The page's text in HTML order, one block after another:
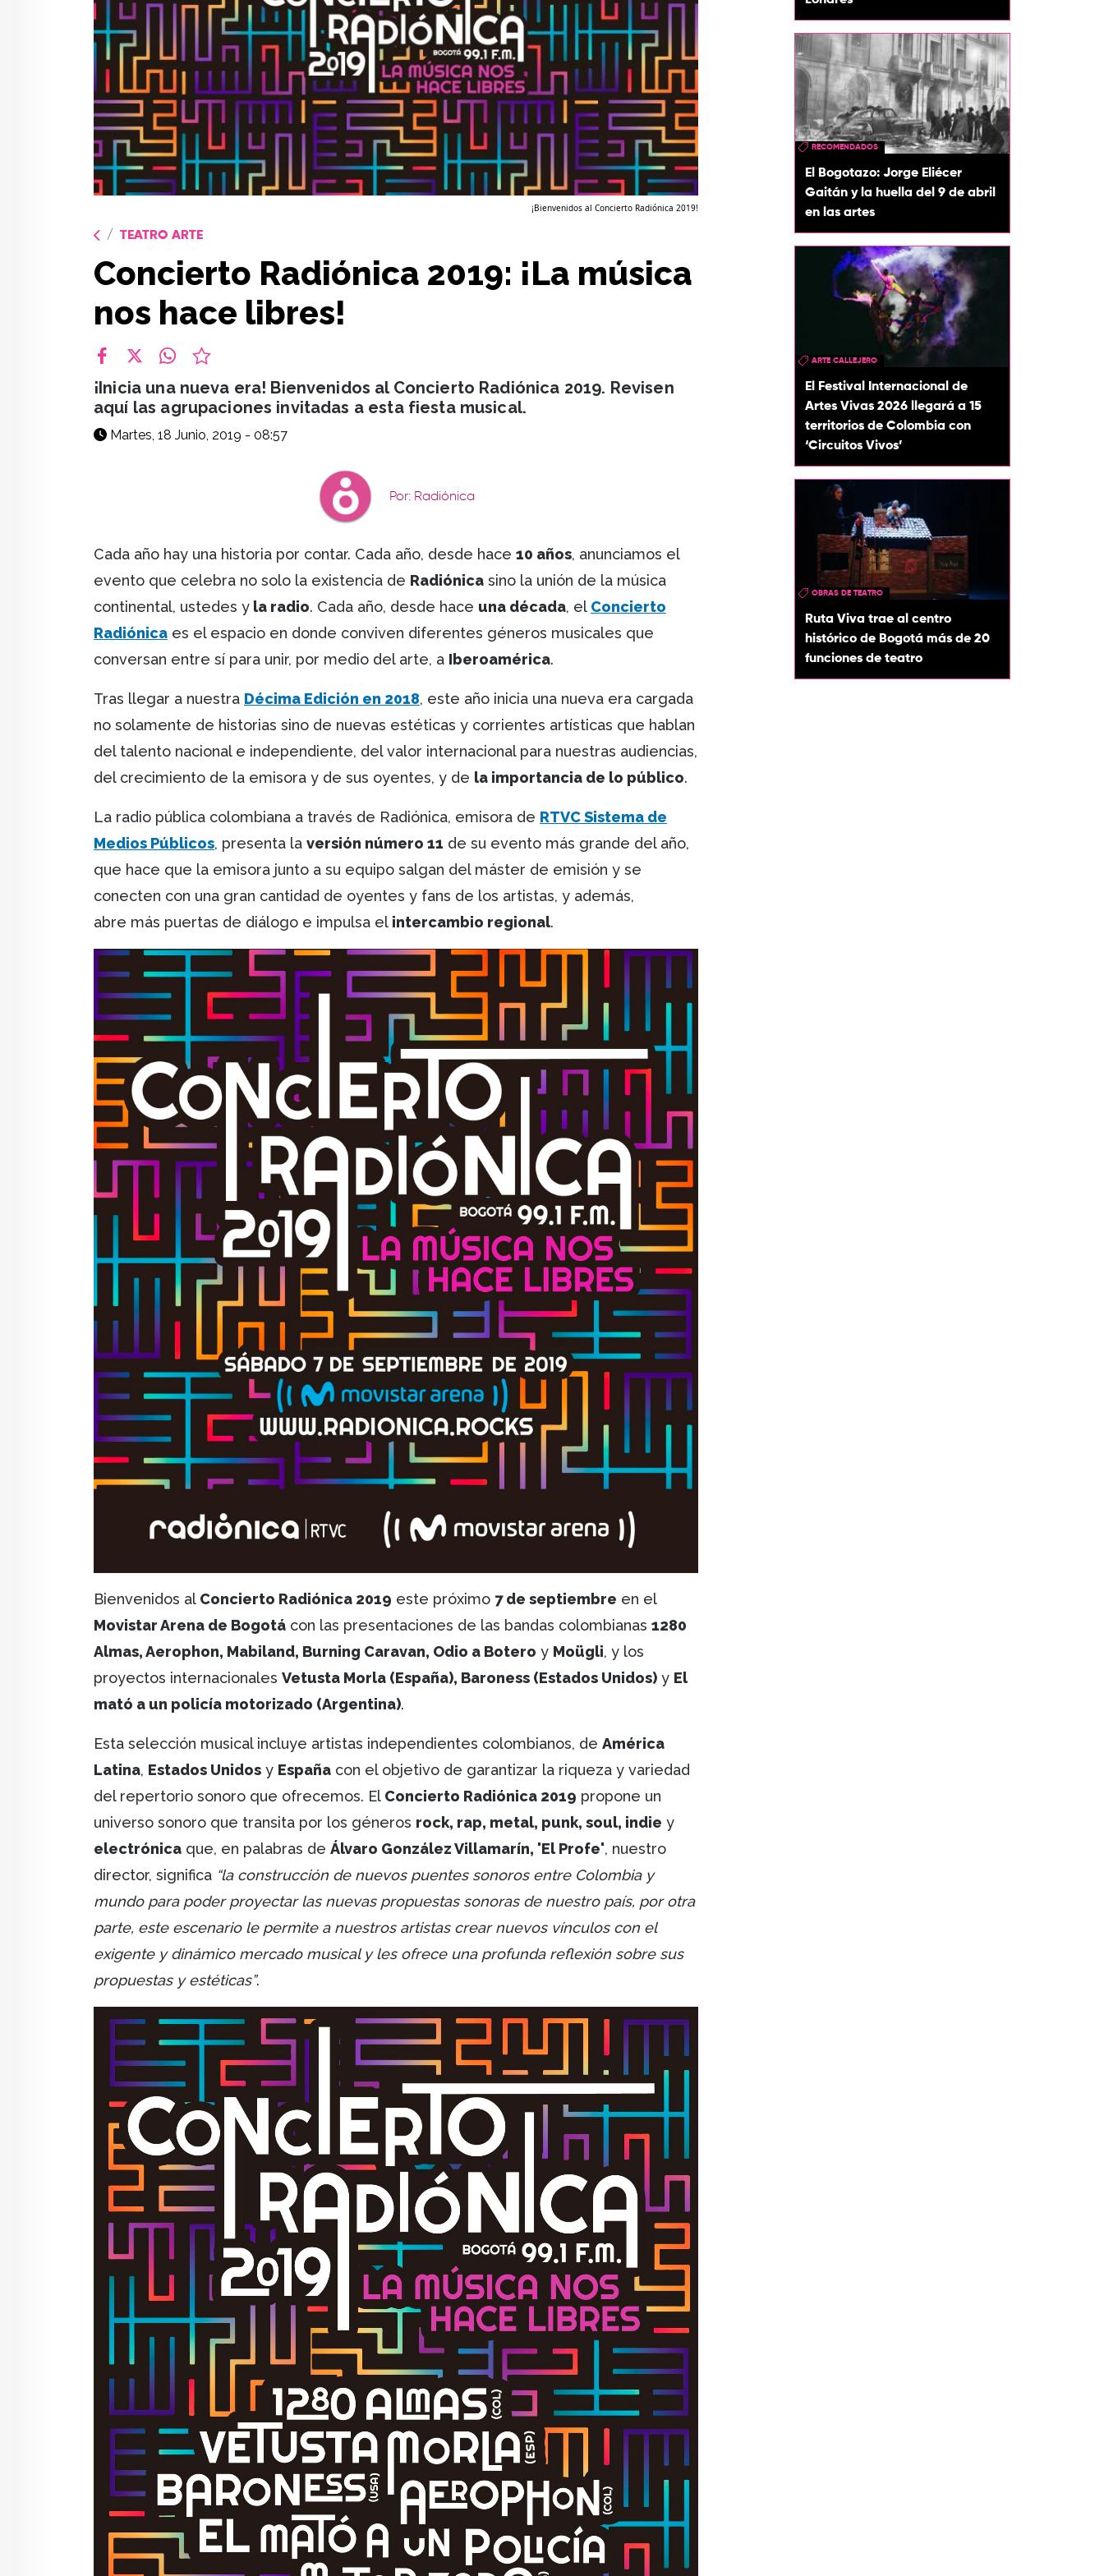
¡Bienvenidos al Concierto Radiónica 2019!
TEATRO ARTE
Concierto Radiónica 2019: ¡La música
nos hace libres!
¡Inicia una nueva era! Bienvenidos al Concierto Radiónica 2019. Revisen
aquí las agrupaciones invitadas a esta fiesta musical.
Martes, 18 Junio, 2019 - 08:57
Por: Radiónica
Cada año hay una historia por contar. Cada año, desde hace 10 años, anunciamos el
evento que celebra no solo la existencia de Radiónica sino la unión de la música
continental, ustedes y la radio. Cada año, desde hace una década, el Concierto
Radiónica es el espacio en donde conviven diferentes géneros musicales que
conversan entre sí para unir, por medio del arte, a Iberoamérica.
Tras llegar a nuestra Décima Edición en 2018, este año inicia una nueva era cargada
no solamente de historias sino de nuevas estéticas y corrientes artísticas que hablan
del talento nacional e independiente, del valor internacional para nuestras audiencias,
del crecimiento de la emisora y de sus oyentes, y de la importancia de lo público.
La radio pública colombiana a través de Radiónica, emisora de RTVC Sistema de
Medios Públicos, presenta la versión número 11 de su evento más grande del año,
que hace que la emisora junto a su equipo salgan del máster de emisión y se
conecten con una gran cantidad de oyentes y fans de los artistas, y además,
abre más puertas de diálogo e impulsa el intercambio regional.
Bienvenidos al Concierto Radiónica 2019 este próximo 7 de septiembre en el
Movistar Arena de Bogotá con las presentaciones de las bandas colombianas 1280
Almas, Aerophon, Mabiland, Burning Caravan, Odio a Botero y Moügli, y los
proyectos internacionales Vetusta Morla (España), Baroness (Estados Unidos) y El
mató a un policía motorizado (Argentina).
Esta selección musical incluye artistas independientes colombianos, de América
Latina, Estados Unidos y España con el objetivo de garantizar la riqueza y variedad
del repertorio sonoro que ofrecemos. El Concierto Radiónica 2019 propone un
universo sonoro que transita por los géneros rock, rap, metal, punk, soul, indie y
electrónica que, en palabras de Álvaro González Villamarín, 'El Profe', nuestro
director, significa “la construcción de nuevos puentes sonoros entre Colombia y
mundo para poder proyectar las nuevas propuestas sonoras de nuestro país, por otra
parte, este escenario le permite a nuestros artistas crear nuevos vínculos con el
exigente y dinámico mercado musical y les ofrece una profunda reflexión sobre sus
propuestas y estéticas”.
RECOMENDADOS
El Bogotazo: Jorge Eliécer
Gaitán y la huella del 9 de abril
en las artes
ARTE CALLEJERO
El Festival Internacional de
Artes Vivas 2026 llegará a 15
territorios de Colombia con
‘Circuitos Vivos’
OBRAS DE TEATRO
Ruta Viva trae al centro
histórico de Bogotá más de 20
funciones de teatro